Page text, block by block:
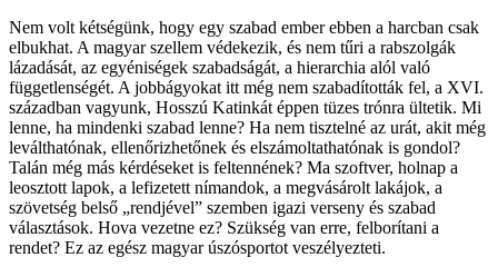
Nem volt kétségünk, hogy egy szabad ember ebben a harcban csak
elbukhat. A magyar szellem védekezik, és nem tűri a rabszolgák
lázadását, az egyéniségek szabadságát, a hierarchia alól való
függetlenségét. A jobbágyokat itt még nem szabadították fel, a XVI.
században vagyunk, Hosszú Katinkát éppen tüzes trónra ültetik. Mi
lenne, ha mindenki szabad lenne? Ha nem tisztelné az urát, akit még
leválthatónak, ellenőrizhetőnek és elszámoltathatónak is gondol?
Talán még más kérdéseket is feltennének? Ma szoftver, holnap a
leosztott lapok, a lefizetett nímandok, a megvásárolt lakájok, a
szövetség belső „rendjével” szemben igazi verseny és szabad
választások. Hova vezetne ez? Szükség van erre, felborítani a
rendet? Ez az egész magyar úszósportot veszélyezteti.